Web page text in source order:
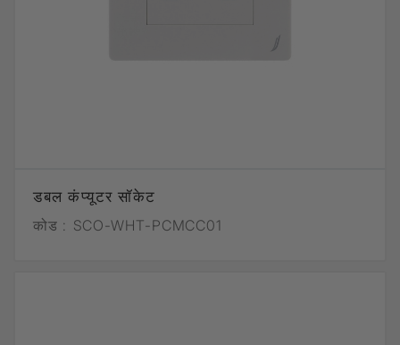
डबल कंप्यूटर सॉकेट
कोड : SCO-WHT-PCMCC01